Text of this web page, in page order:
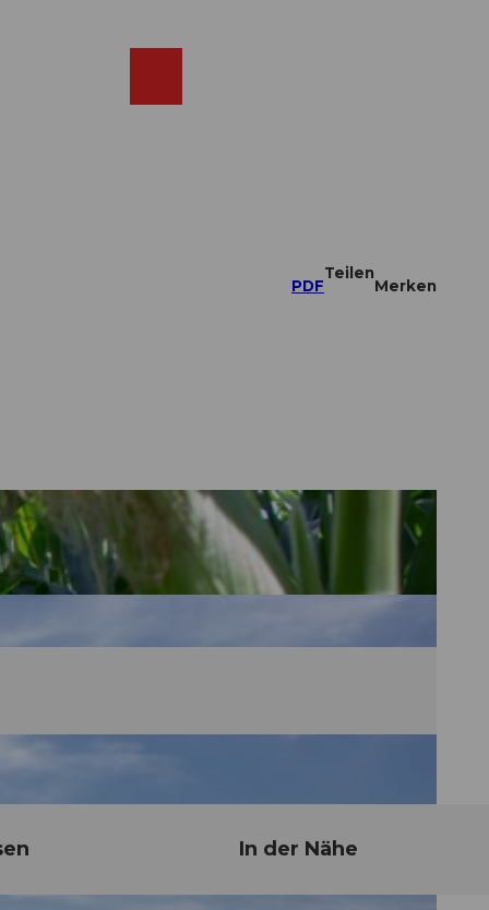
PDF
Teilen
Merken
In der Nähe